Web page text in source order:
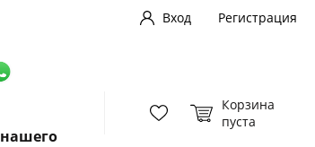
Вход
Регистрация
Корзина
пуста